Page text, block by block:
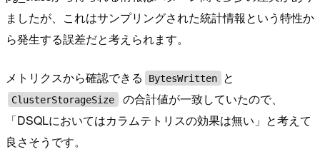
ましたが、これはサンプリングされた統計情報という特性か
ら発生する誤差だと考えられます。
メトリクスから確認できる BytesWritten と
ClusterStorageSize
の合計値が一致していたので、
「DSQLにおいてはカラムテトリスの効果は無い」と考えて
良さそうです。